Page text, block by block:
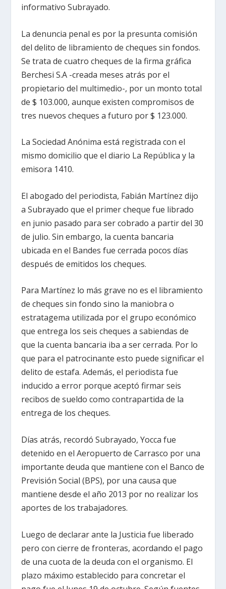
informativo Subrayado.
La denuncia penal es por la presunta comisión
del delito de libramiento de cheques sin fondos.
Se trata de cuatro cheques de la firma gráfica
Berchesi S.A -creada meses atrás por el
propietario del multimedio-, por un monto total
de $ 103.000, aunque existen compromisos de
tres nuevos cheques a futuro por $ 123.000.
La Sociedad Anónima está registrada con el
mismo domicilio que el diario La República y la
emisora 1410.
El abogado del periodista, Fabián Martínez dijo
a Subrayado que el primer cheque fue librado
en junio pasado para ser cobrado a partir del 30
de julio. Sin embargo, la cuenta bancaria
ubicada en el Bandes fue cerrada pocos días
después de emitidos los cheques.
Para Martínez lo más grave no es el libramiento
de cheques sin fondo sino la maniobra o
estratagema utilizada por el grupo económico
que entrega los seis cheques a sabiendas de
que la cuenta bancaria iba a ser cerrada. Por lo
que para el patrocinante esto puede significar el
delito de estafa. Además, el periodista fue
inducido a error porque aceptó firmar seis
recibos de sueldo como contrapartida de la
entrega de los cheques.
Días atrás, recordó Subrayado, Yocca fue
detenido en el Aeropuerto de Carrasco por una
importante deuda que mantiene con el Banco de
Previsión Social (BPS), por una causa que
mantiene desde el año 2013 por no realizar los
aportes de los trabajadores.
Luego de declarar ante la Justicia fue liberado
pero con cierre de fronteras, acordando el pago
de una cuota de la deuda con el organismo. El
plazo máximo establecido para concretar el